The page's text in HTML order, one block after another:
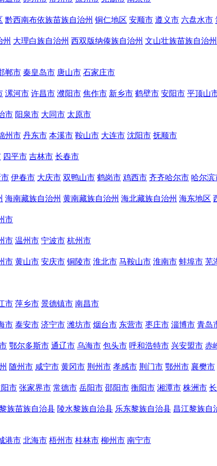
黔西南布依族苗族自治州 铜仁地区 安顺市 遵义市 六盘水市
州 大理白族自治州 西双版纳傣族自治州 文山壮族苗族自治州
郸市 秦皇岛市 唐山市 石家庄市
漯河市 许昌市 濮阳市 焦作市 新乡市 鹤壁市 安阳市 平顶山
市 阳泉市 大同市 太原市
州市 丹东市 本溪市 鞍山市 大连市 沈阳市 抚顺市
四平市 吉林市 长春市
伊春市 大庆市 双鸭山市 鹤岗市 鸡西市 齐齐哈尔市 哈尔滨
海南藏族自治州 黄南藏族自治州 海北藏族自治州 海东地区
市
市 温州市 宁波市 杭州市
市 黄山市 安庆市 铜陵市 淮北市 马鞍山市 淮南市 蚌埠市 芜
市 萍乡市 景德镇市 南昌市
市 泰安市 济宁市 潍坊市 烟台市 东营市 枣庄市 淄博市 青岛
鄂尔多斯市 通辽市 乌海市 包头市 呼和浩特市 兴安盟市 赤
随州市 咸宁市 黄冈市 荆州市 孝感市 荆门市 鄂州市 襄樊市
市 张家界市 常德市 岳阳市 邵阳市 衡阳市 湘潭市 株洲市
族苗族自治县 陵水黎族自治县 乐东黎族自治县 昌江黎族自
港市 北海市 梧州市 桂林市 柳州市 南宁市